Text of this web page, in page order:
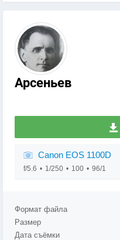
Арсеньев
Canon EOS 1100D
f/5.6 1/250 100 96/1
Формат файла
Размер
Дата съёмки